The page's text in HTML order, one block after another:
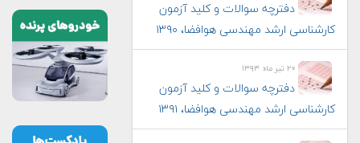
دفترچه سوالات و کلید آزمون
کارشناسی ارشد مهندسی هوافضا، ۱۳۹۰
۲۰ تیر ماه ۱۳۹۳
دفترچه سوالات و کلید آزمون
کارشناسی ارشد مهندسی هوافضا، ۱۳۹۱